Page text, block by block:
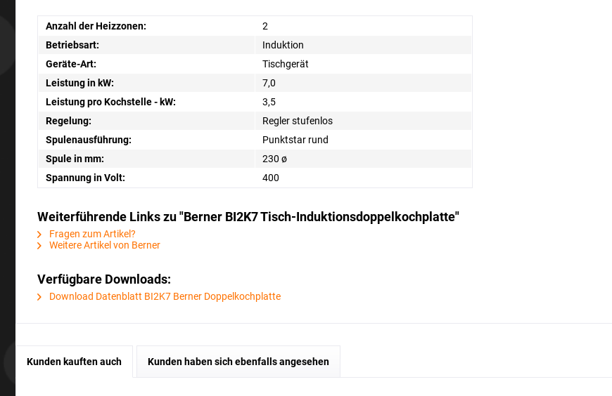
Anzahl der Heizzonen:
2
Betriebsart:
Induktion
Geräte-Art:
Tischgerät
Leistung in kW:
7,0
Leistung pro Kochstelle - kW:
3,5
Regelung:
Regler stufenlos
Spulenausführung:
Punktstar rund
Spule in mm:
230 ø
Spannung in Volt:
400
Weiterführende Links zu "Berner BI2K7 Tisch-Induktionsdoppelkochplatte"
Fragen zum Artikel?
Weitere Artikel von Berner
Verfügbare Downloads:
Download Datenblatt BI2K7 Berner Doppelkochplatte
Kunden kauften auch Kunden haben sich ebenfalls angesehen